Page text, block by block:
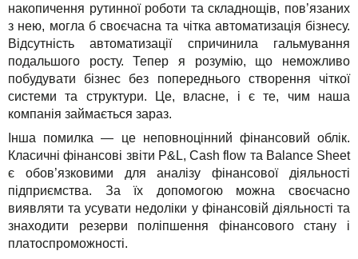
накопичення рутинної роботи та складнощів, пов’язаних
з нею, могла б своєчасна та чітка автоматизація бізнесу.
Відсутність автоматизації спричинила гальмування
подальшого росту. Тепер я розумію, що неможливо
побудувати бізнес без попереднього створення чіткої
системи та структури. Це, власне, і є те, чим наша
компанія займається зараз.
Інша помилка — це неповноцінний фінансовий облік.
Класичні фінансові звіти P&L, Cash flow та Balance Sheet
є обов’язковими для аналізу фінансової діяльності
підприємства. За їх допомогою можна своєчасно
виявляти та усувати недоліки у фінансовій діяльності та
знаходити резерви поліпшення фінансового стану і
платоспроможності.